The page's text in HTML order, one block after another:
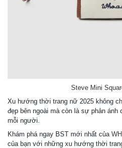
Steve Mini
Xu hướng thời trang nữ 2025 không
đẹp bên ngoài mà còn là sự phản ánh
mỗi người.
Khám phá ngay BST mới nhất của
của bạn với những xu hướng thời